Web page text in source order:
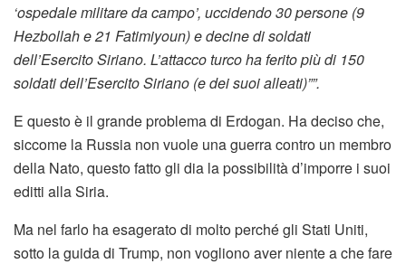
‘ospedale militare da campo’, uccidendo 30 persone (9
Hezbollah e 21 Fatimiyoun) e decine di soldati
dell’Esercito Siriano. L’attacco turco ha ferito più di 150
soldati dell’Esercito Siriano (e dei suoi alleati)””.
E questo è il grande problema di Erdogan. Ha deciso che,
siccome la Russia non vuole una guerra contro un membro
della Nato, questo fatto gli dia la possibilità d’imporre i suoi
editti alla Siria.
Ma nel farlo ha esagerato di molto perché gli Stati Uniti,
sotto la guida di Trump, non vogliono aver niente a che fare